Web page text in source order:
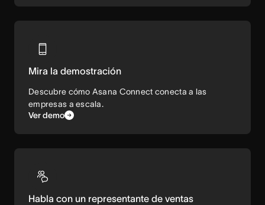
Mira la demostración
Descubre cómo Asana Connect conecta a las
empresas a escala.
Ver demo
Habla con un representante de ventas